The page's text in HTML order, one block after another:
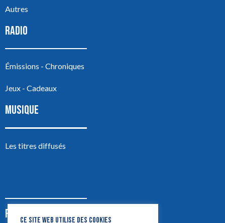
Autres
RADIO
Émissions - Chroniques
Jeux - Cadeaux
MUSIQUE
Les titres diffusés
PODCASTS
CE SITE WEB UTILISE DES COOKIES